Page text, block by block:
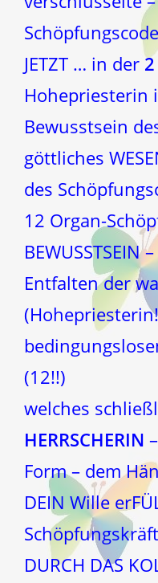
JETZT … in der 2
Hohepriesterin
Bewusstsein
göttliches
des
12 Organ-
Entfalten der
(12!!)
welches
HERRSCHERIN
Form – dem
DEIN Wille
DURCH DAS